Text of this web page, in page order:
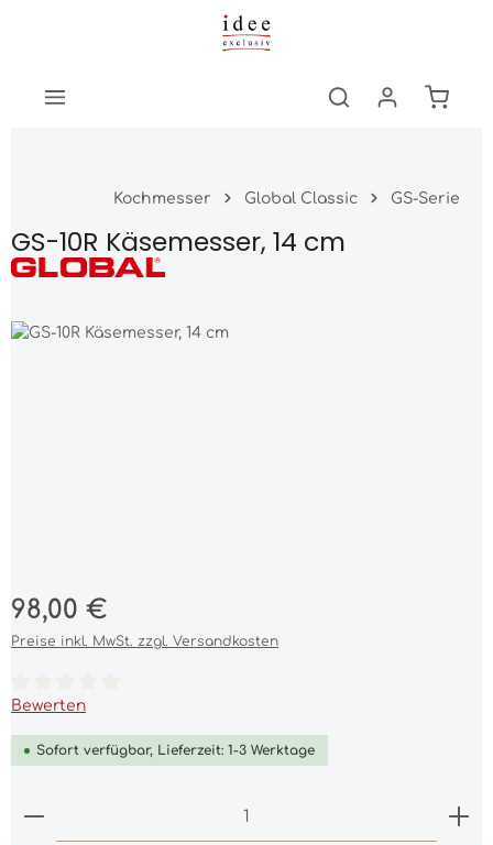
Zum Hauptinhalt springen
Kochmesser Global Classic GS-Serie
GS-10R Käsemesser, 14 cm
Bildergalerie überspringen
Regulärer Preis:
98,00 €
Preise inkl. MwSt. zzgl. Versandkosten
Durchschnittliche Bewertung von 0 von 5 Sternen
Bewerten
Sofort verfügbar, Lieferzeit: 1-3 Werktage
Produkt Anzahl: Gib den gewünschten Wert